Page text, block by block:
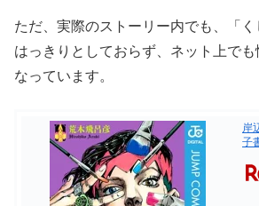
ただ、実際のストーリー内でも、「
はっきりとしておらず、ネット上で
なっています。
岸
子